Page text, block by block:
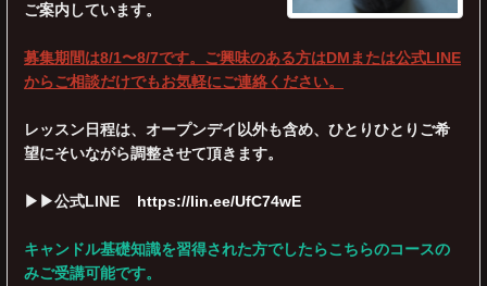
ご案内しています。
募集期間は8/1〜8/7です。ご興味のある方はDMまたは公式LINE
からご相談だけでもお気軽にご連絡ください。
レッスン日程は、オープンデイ以外も含め、ひとりひとりご希
望にそいながら調整させて頂きます。
▶︎▶︎公式LINE https://lin.ee/UfC74wE
キャンドル基礎知識を習得された方でしたらこちらのコースの
みご受講可能です。